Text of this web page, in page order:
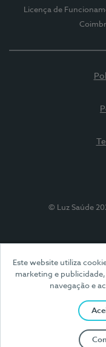
Este website utiliza
marketing e
navegação e
Licença de
© Luz Saúde